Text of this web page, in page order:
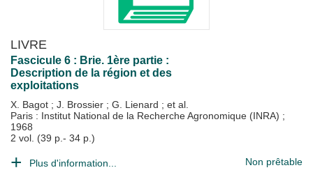
LIVRE
Fascicule 6 : Brie. 1ère partie :
Description de la région et des
exploitations
X. Bagot ; J. Brossier ; G. Lienard ; et al.
Paris : Institut National de la Recherche Agronomique (INRA) ;
1968
2 vol. (39 p.- 34 p.)
Plus d'information... Non prêtable